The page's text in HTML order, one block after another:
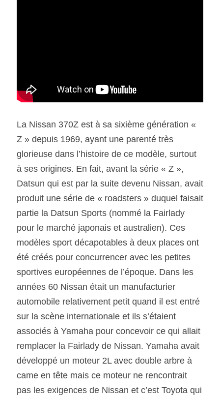
La Nissan 370Z est à sa sixième génération «
Z » depuis 1969, ayant une parenté très
glorieuse dans l’histoire de ce modèle, surtout
à ses origines. En fait, avant la série « Z »,
Datsun qui est par la suite devenu Nissan, avait
produit une série de « roadsters » duquel faisait
partie la Datsun Sports (nommé la Fairlady
pour le marché japonais et australien). Ces
modèles sport décapotables à deux places ont
été créés pour concurrencer avec les petites
sportives européennes de l’époque. Dans les
années 60 Nissan était un manufacturier
automobile relativement petit quand il est entré
sur la scène internationale et ils s’étaient
associés à Yamaha pour concevoir ce qui allait
remplacer la Fairlady de Nissan. Yamaha avait
développé un moteur 2L avec double arbre à
came en tête mais ce moteur ne rencontrait
pas les exigences de Nissan et c’est Toyota qui